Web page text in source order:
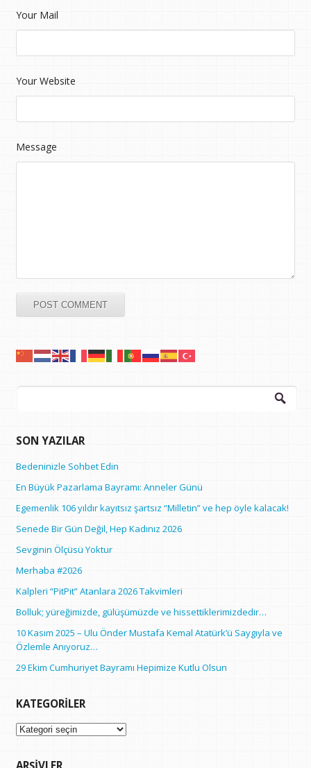
Your Mail
Your Website
Message
Arama:
SON YAZILAR
Bedeninizle Sohbet Edin
En Büyük Pazarlama Bayramı: Anneler Günü
Egemenlik 106 yıldır kayıtsız şartsız “Milletin” ve hep öyle kalacak!
Senede Bir Gün Değil, Hep Kadınız 2026
Sevginin Ölçüsü Yoktur
Merhaba #2026
Kalpleri “PitPit” Atanlara 2026 Takvimleri
Bolluk; yüreğimizde, gülüşümüzde ve hissettiklerimizdedir…
10 Kasım 2025 – Ulu Önder Mustafa Kemal Atatürk’ü Saygıyla ve
Özlemle Anıyoruz…
29 Ekim Cumhuriyet Bayramı Hepimize Kutlu Olsun
KATEGORILER
Kategoriler